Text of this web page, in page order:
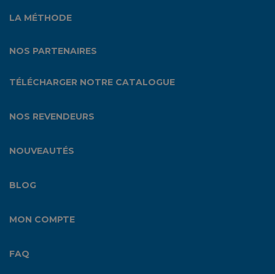
LA MÉTHODE
NOS PARTENAIRES
TÉLÉCHARGER NOTRE CATALOGUE
NOS REVENDEURS
NOUVEAUTÉS
BLOG
MON COMPTE
FAQ